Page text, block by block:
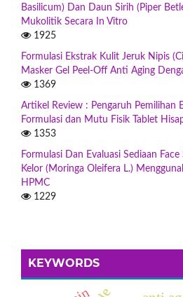
Basilicum) Dan Daun Sirih (Piper
Mukolitik Secara In Vitro
1925
Formulasi Ekstrak Kulit Jeruk Nipis
Masker Gel Peel-Off Anti Aging
1369
Artikel Review : Pengaruh Pemilihan
Formulasi dan Mutu Fisik Tablet
1353
Formulasi Dan Evaluasi Sediaan
Kelor (Moringa Oleifera L.)
HPMC
1229
KEYWORDS